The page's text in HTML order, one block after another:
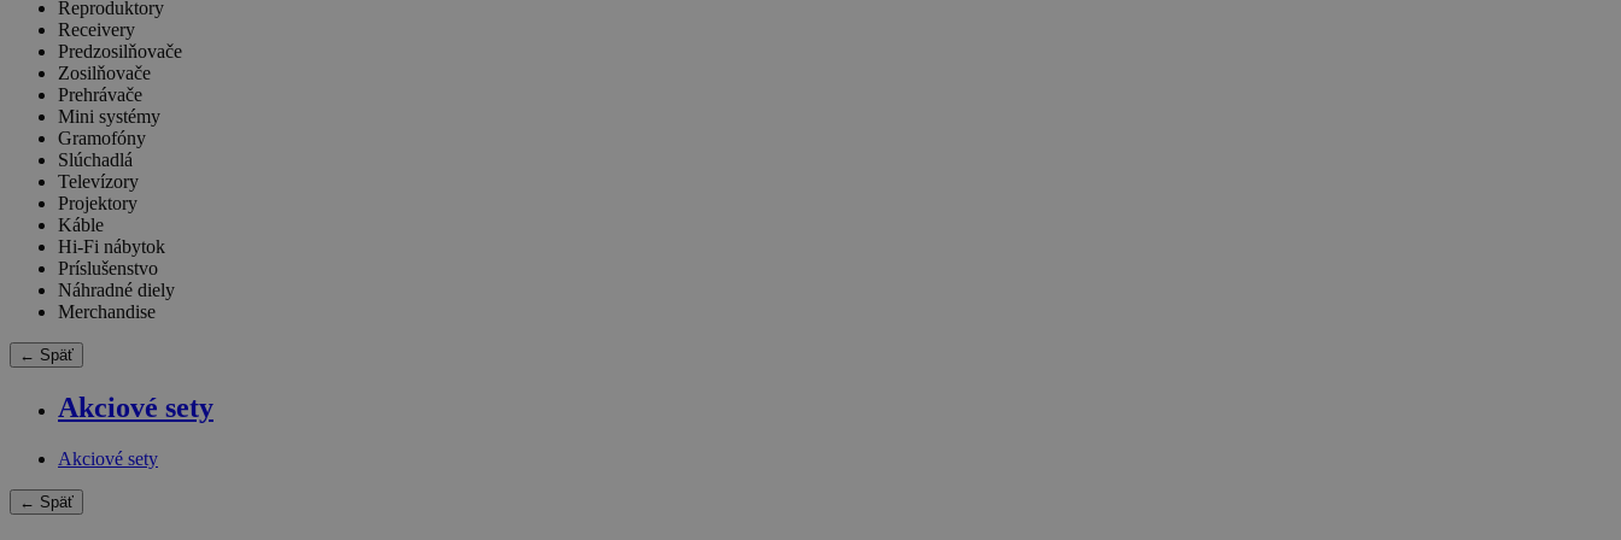
Reproduktory
Receivery
Predzosilňovače
Zosilňovače
Prehrávače
Mini systémy
Gramofóny
Slúchadlá
Televízory
Projektory
Káble
Hi-Fi nábytok
Príslušenstvo
Náhradné diely
Merchandise
← Späť
Akciové sety
Akciové sety
← Späť